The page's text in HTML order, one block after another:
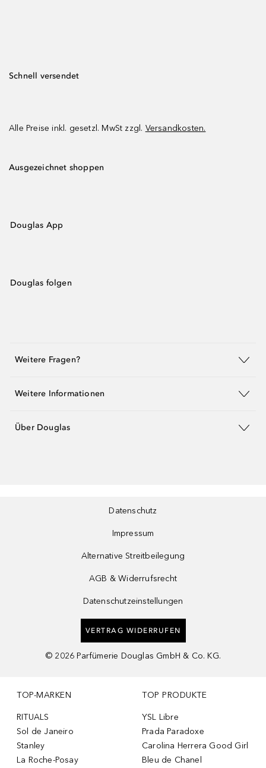
Schnell versendet
Alle Preise inkl. gesetzl. MwSt zzgl. Versandkosten.
Ausgezeichnet shoppen
Douglas App
Douglas folgen
Weitere Fragen?
Weitere Informationen
Über Douglas
Datenschutz
Impressum
Alternative Streitbeilegung
AGB & Widerrufsrecht
Datenschutzeinstellungen
VERTRAG WIDERRUFEN
© 2026 Parfümerie Douglas GmbH & Co. KG.
TOP-MARKEN
RITUALS
Sol de Janeiro
Stanley
La Roche-Posay
TOP PRODUKTE
YSL Libre
Prada Paradoxe
Carolina Herrera Good Girl
Bleu de Chanel